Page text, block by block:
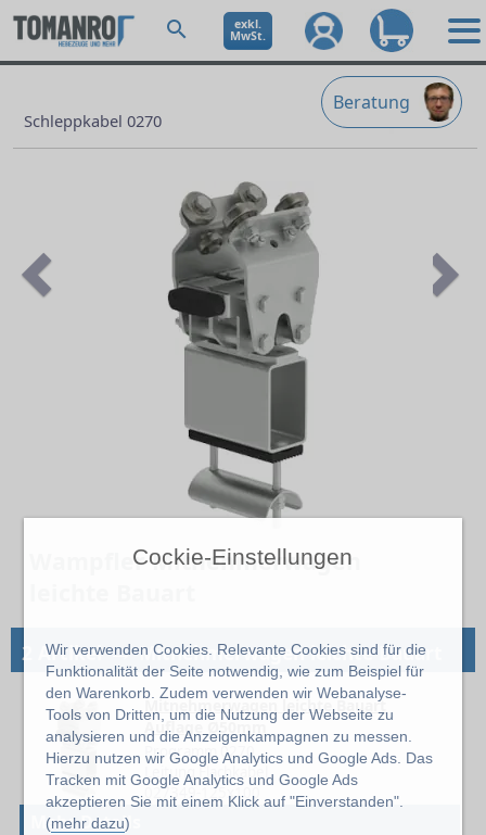
Cockie-Einstellungen
Wir verwenden Cookies. Relevante Cookies sind für die
Funktionalität der Seite notwendig, wie zum Beispiel für
den Warenkorb. Zudem verwenden wir Webanalyse-
Tools von Dritten, um die Nutzung der Webseite zu
analysieren und die Anzeigenkampagnen zu messen.
Hierzu nutzen wir Google Analytics und Google Ads. Das
Tracken mit Google Analytics und Google Ads
akzeptieren Sie mit einem Klick auf "Einverstanden".
(mehr dazu)
exkl.
MwSt.
Beratung
Schleppkabel 0270
Wampfler Mitnehmerwagen
2 Artikel→Mitnehmerwagen leichte Bauart
Mitnehmerwagen leichte Bauart
Auflage Ø50mm
Programm 0270
Leitung Flachkabel
027349-125x100
Mehr Details